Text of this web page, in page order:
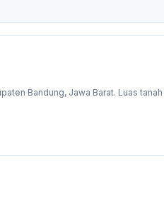
Bandung, Jawa Barat. Luas